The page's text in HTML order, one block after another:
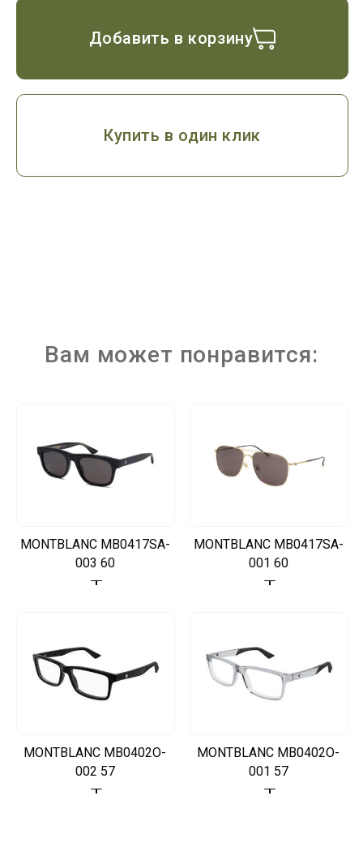
Добавить в корзину
Купить в один клик
Вам может понравится:
MONTBLANC MB0417SA-
003 60
MONTBLANC MB0417SA-
001 60
MONTBLANC MB0402O-
002 57
MONTBLANC MB0402O-
001 57